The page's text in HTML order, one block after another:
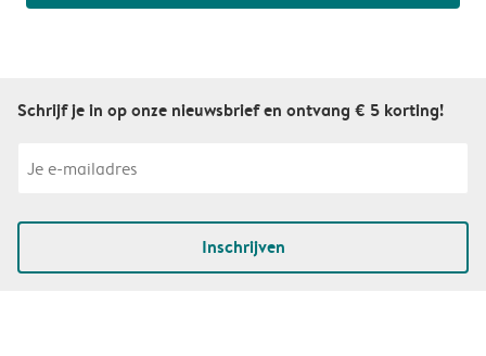
Schrijf je in op onze nieuwsbrief en ontvang € 5 korting!
Inschrijven